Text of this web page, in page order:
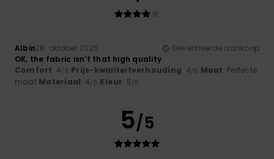
Albin28. oktober 2025
Geverifieerde aankoop
OK, the fabric isn't that high quality
Comfort: 4/5 Prijs-kwaliteitverhouding: 4/5 Maat: Perfecte
maat Materiaal: 4/5 Kleur: 5/5
5/5